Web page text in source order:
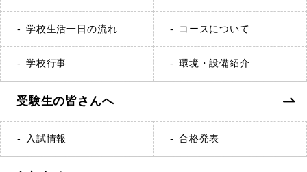
学校生活一日の流れ コースについて
学校行事 環境・設備紹介
受験生の皆さんへ
入試情報 合格発表